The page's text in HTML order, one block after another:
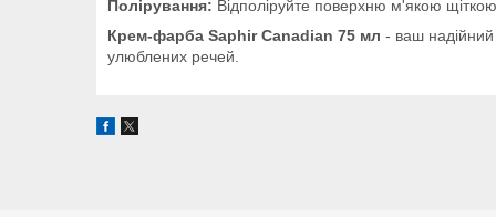
Полірування: Відполіруйте поверхню м'якою
Крем-фарба Saphir Canadian 75 мл - ваш надійний
улюблених речей.